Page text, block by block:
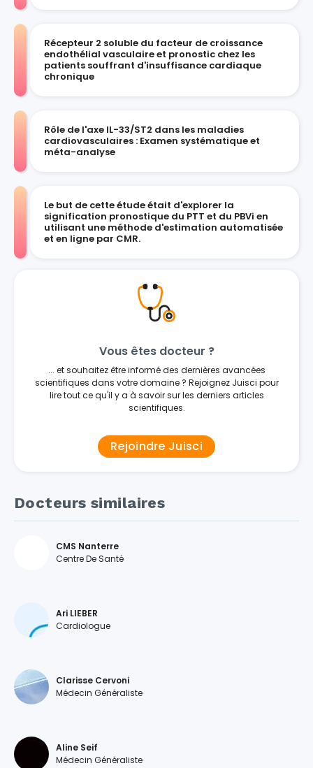
Récepteur 2 soluble du facteur de croissance
endothélial vasculaire et pronostic chez les
patients souffrant d'insuffisance cardiaque
chronique
Rôle de l'axe IL-33/ST2 dans les maladies
cardiovasculaires : Examen systématique et
méta-analyse
Le but de cette étude était d'explorer la
signification pronostique du PTT et du PBVi en
utilisant une méthode d'estimation automatisée
et en ligne par CMR.
Vous êtes docteur ?
... et souhaitez être informé des dernières avancées
scientifiques dans votre domaine ? Rejoignez Juisci pour
lire tout ce qu'il y a à savoir sur les derniers articles
scientifiques.
Rejoindre Juisci
Docteurs similaires
CMS Nanterre
Centre De Santé
Ari LIEBER
Cardiologue
Clarisse Cervoni
Médecin Généraliste
Aline Seif
Médecin Généraliste